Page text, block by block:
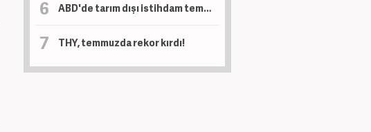
ABD'de tarım dışı istihdam temmuzda beklentilerin aksine geriledi
THY, temmuzda rekor kırdı!